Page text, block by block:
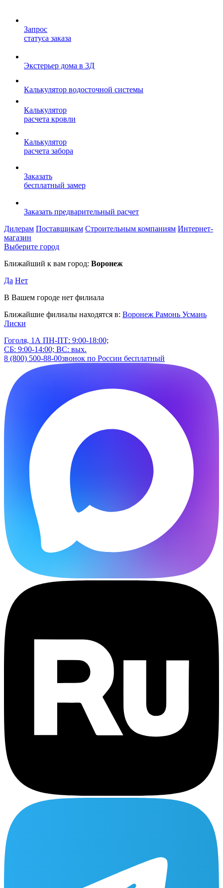
Запрос
статуса заказа
Экстерьер дома в 3Д
Калькулятор водосточной системы
Калькулятор
расчета кровли
Калькулятор
расчета забора
Заказать
бесплатный замер
Заказать предварительный расчет
Дилерам Поставщикам Строительным компаниям Интернет-
магазин
Выберите город
Ближайший к вам город: Воронеж
Да Нет
В Вашем городе нет филиала
Ближайшие филиалы находятся в: Воронеж Рамонь Усмань
Лиски
Гоголя, 1А ПН-ПТ: 9:00-18:00;
СБ: 9:00-14:00; ВС: вых.
8 (800) 500-88-00звонок по России бесплатный